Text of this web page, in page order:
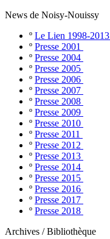
News de Noisy-Nouissy
º Le Lien 1998-2013
º Presse 2001
º Presse 2004
º Presse 2005
º Presse 2006
º Presse 2007
º Presse 2008
º Presse 2009
º Presse 2010
º Presse 2011
º Presse 2012
º Presse 2013
º Presse 2014
º Presse 2015
º Presse 2016
º Presse 2017
º Presse 2018
Archives / Bibliothèque